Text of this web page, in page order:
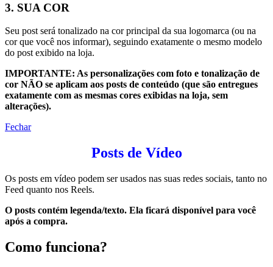
3. SUA COR
Seu post será tonalizado na cor principal da sua logomarca (ou na
cor que você nos informar), seguindo exatamente o mesmo modelo
do post exibido na loja.
IMPORTANTE: As personalizações com foto e tonalização de
cor NÃO se aplicam aos posts de conteúdo (que são entregues
exatamente com as mesmas cores exibidas na loja, sem
alterações).
Fechar
Posts de Vídeo
Os posts em vídeo podem ser usados nas suas redes sociais, tanto no
Feed quanto nos Reels.
O posts contém legenda/texto. Ela ficará disponível para você
após a compra.
Como funciona?